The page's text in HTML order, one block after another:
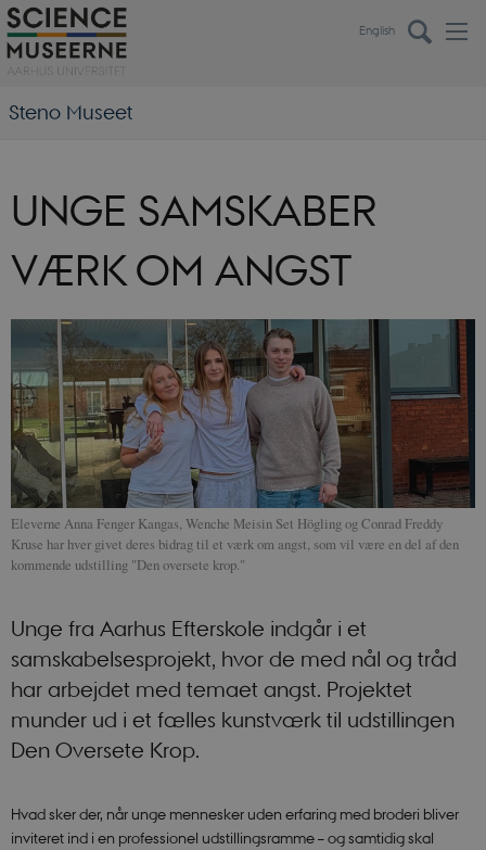
English
Steno Museet
UNGE SAMSKABER
VÆRK OM ANGST
Eleverne Anna Fenger Kangas, Wenche Meisin Set Högling og Conrad Freddy
Kruse har hver givet deres bidrag til et værk om angst, som vil være en del af den
kommende udstilling "Den oversete krop."
Unge fra Aarhus Efterskole indgår i et
samskabelsesprojekt, hvor de med nål og tråd
har arbejdet med temaet angst. Projektet
munder ud i et fælles kunstværk til udstillingen
Den Oversete Krop.
Hvad sker der, når unge mennesker uden erfaring med broderi bliver
inviteret ind i en professionel udstillingsramme – og samtidig skal